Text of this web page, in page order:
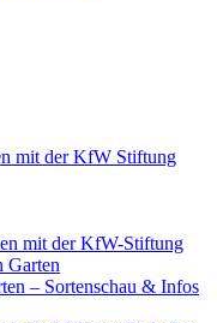
mit der KfW Stiftung
mit der KfW-Stiftung
Garten
– Sortenschau & Infos